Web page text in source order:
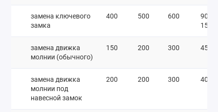
замена ключевого
замка
400 500 600
900-
1500
замена движка
молнии (обычного)
150 200 300 450
замена движка
молнии под
навесной замок
200 200 300 400